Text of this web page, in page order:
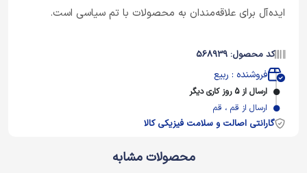
ایده‌آل برای علاقه‌مندان به محصولات با تم سیاسی است.
کد محصول: 568939
فروشنده : ربیع
ارسال از 5 روز کاری دیگر
ارسال از قم ، قم
گارانتی اصالت و سلامت فیزیکی کالا
محصولات مشابه